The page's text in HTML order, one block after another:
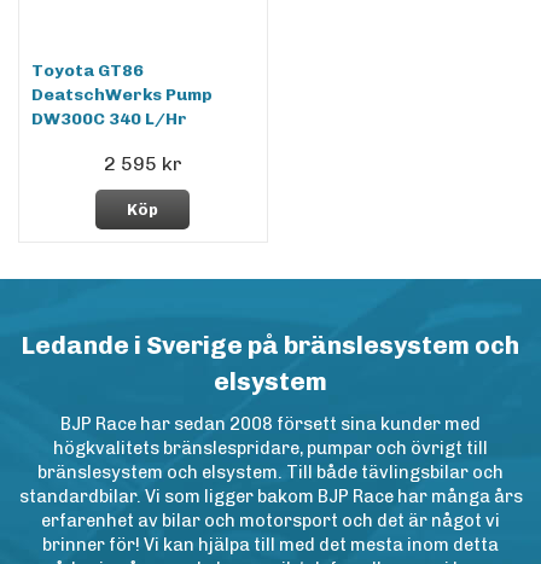
Toyota GT86
DeatschWerks Pump
DW300C 340 L/Hr
2 595 kr
Köp
Ledande i Sverige på bränslesystem och
elsystem
BJP Race har sedan 2008 försett sina kunder med
högkvalitets bränslespridare, pumpar och övrigt till
bränslesystem och elsystem. Till både tävlingsbilar och
standardbilar. Vi som ligger bakom BJP Race har många års
erfarenhet av bilar och motorsport och det är något vi
brinner för! Vi kan hjälpa till med det mesta inom detta